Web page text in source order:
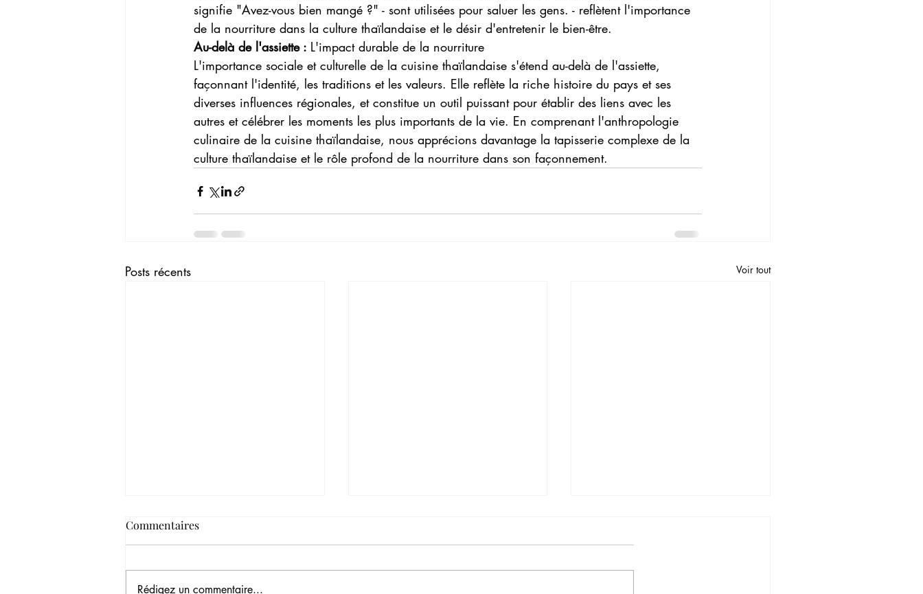
signifie "Avez-vous bien mangé ?" - sont utilisées pour saluer les gens. - reflètent l'importance
de la nourriture dans la culture thaïlandaise et le désir d'entretenir le bien-être.
Au-delà de l'assiette : L'impact durable de la nourriture
L'importance sociale et culturelle de la cuisine thaïlandaise s'étend au-delà de l'assiette,
façonnant l'identité, les traditions et les valeurs. Elle reflète la riche histoire du pays et ses
diverses influences régionales, et constitue un outil puissant pour établir des liens avec les
autres et célébrer les moments les plus importants de la vie. En comprenant l'anthropologie
culinaire de la cuisine thaïlandaise, nous apprécions davantage la tapisserie complexe de la
culture thaïlandaise et le rôle profond de la nourriture dans son façonnement.
Posts récents Voir tout
Commentaires
Rédigez un commentaire...